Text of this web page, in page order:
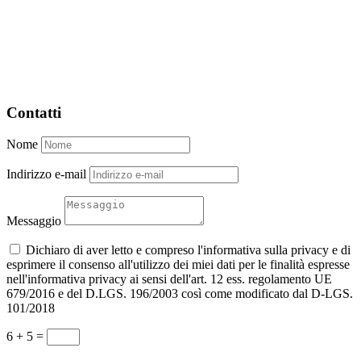
Contatti
Nome
Indirizzo e-mail
Messaggio
Dichiaro di aver letto e compreso l'informativa sulla privacy e di
esprimere il consenso all'utilizzo dei miei dati per le finalità espresse
nell'informativa privacy ai sensi dell'art. 12 ess. regolamento UE
679/2016 e del D.LGS. 196/2003 così come modificato dal D-LGS.
101/2018
6 + 5 =